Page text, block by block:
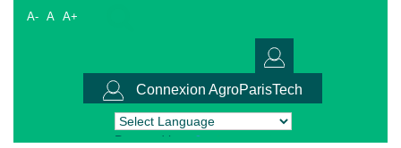
A- A A+
Connexion AgroParisTech
Powered by Translate